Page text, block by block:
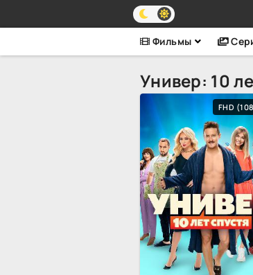
Фильмы
Универ: 10
FHD